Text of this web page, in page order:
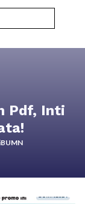
Pdf, Inti